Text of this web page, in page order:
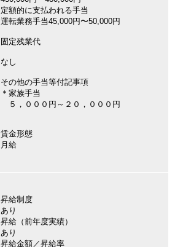
定額的に支払われる手当
運転業務手当45,000円〜50,000円
固定残業代
なし
その他の手当等付記事項
＊家族手当
５，０００円～２０，０００円
賃金形態
月給
昇給制度
あり
昇給（前年度実績）
あり
昇給金額／昇給率